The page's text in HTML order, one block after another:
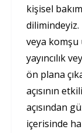
kişisel
veya
yayıncılık
ön plana
açısının
açısından
içerisinde